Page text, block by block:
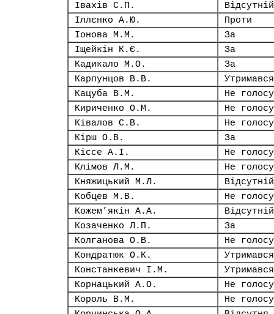
Івахів С.П.
Відсутній
Іллєнко А.Ю.
Проти
Іонова М.М.
За
Іщейкін К.Є.
За
Кадикало М.О.
За
Карпунцов В.В.
Утримався
Кацуба В.М.
Не
Кириченко О.М.
Не
Ківалов С.В.
Не
Кірш О.В.
За
Кіссе А.І.
Не
Клімов Л.М.
Не
Княжицький М.Л.
Відсутній
Кобцев М.В.
Не
Кожем’якін А.А.
Відсутній
Козаченко Л.П.
За
Колганова О.В.
Не
Кондратюк О.К.
Утримався
Констанкевич І.М.
Утримався
Корнацький А.О.
Не
Король В.М.
Не